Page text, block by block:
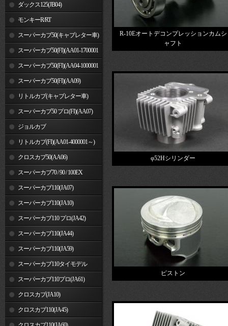
ダックス125(JB04)
モンキーR/RT
スーパーカブ50(キャブレター車)
スーパーカブ50(FI)(AA01-1700001
～) スーパーカブ50(FI)(AA04-1000001
～) スーパーカブ50(FI)(AA09)
リトルカブ(キャブレター車)
スーパーカブ50 プロ(FI)(AA07)
ジョルカブ
リトルカブ(FI)(AA01-4000001～)
クロスカブ50(AA06)
スーパーカブ70 / 90 / 100EX
スーパーカブ110(JA07)
スーパーカブ110(JA10)
スーパーカブ110 プロ(JA42)
スーパーカブ110(JA44)
スーパーカブ110(JA59)
スーパーカブ110タイモデル
(MLHJA56)
スーパーカブ110プロ(JA61)
クロスカブ(JA10)
クロスカブ110(JA45)
R-10Eオートデコンプレッションカムシ
ャフト
φ52Hシリンダー
ピストン